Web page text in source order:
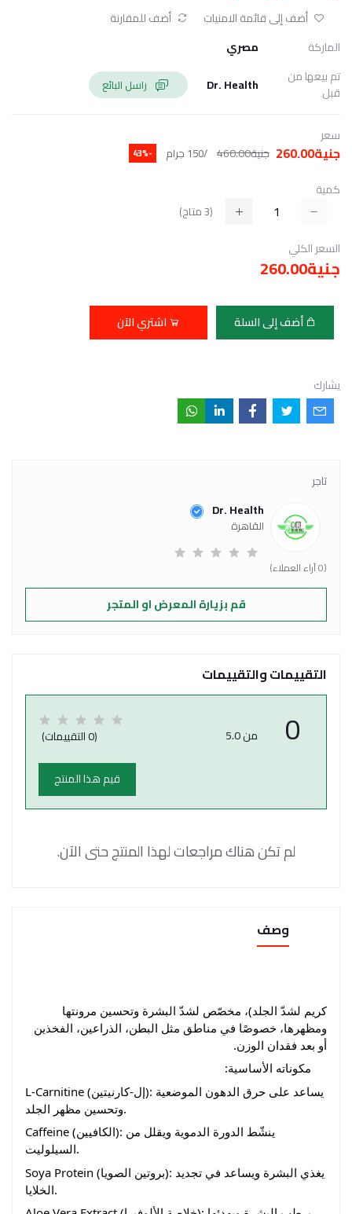
أضف إلى قائمة الامنيات
أضف للمقارنة
الماركة
مصري
تم بيعها من
قبل
Dr. Health
سعر
جنية260.00 جنية460.00 /150 جرام -43%
كمية
(
3متاح)
السعر الكلي
جنية260.00
أضف إلى السلة اشتري الآن
يشارك
تاجر
Dr. Health
القاهرة
(0 آراء العملاء)
قم بزيارة المعرض او المتجر
التقييمات والتقييمات
0 من 5.0 (0 التقييمات)
قيم هذا المنتج
لم تكن هناك مراجعات لهذا المنتج حتى الآن.
وصف
كريم لشدّ الجلد)، مخصّص لشدّ البشرة وتحسين مرونتها
ومظهرها، خصوصًا في مناطق مثل البطن، الذراعين، الفخذين
أو بعد فقدان الوزن.
مكوناته الأساسية:
L-Carnitine (إل-كارنيتين): يساعد على حرق الدهون الموضعية
وتحسين مظهر الجلد.
Caffeine (الكافيين): ينشّط الدورة الدموية ويقلل من
السيلوليت.
Soya Protein (بروتين الصويا): يغذي البشرة ويساعد في تجديد
الخلايا.